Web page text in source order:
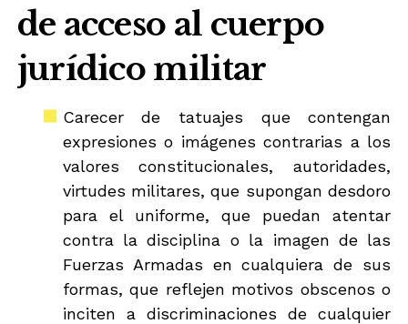
de acceso al cuerpo
jurídico militar
Carecer de tatuajes que contengan
expresiones o imágenes contrarias a los
valores constitucionales, autoridades,
virtudes militares, que supongan desdoro
para el uniforme, que puedan atentar
contra la disciplina o la imagen de las
Fuerzas Armadas en cualquiera de sus
formas, que reflejen motivos obscenos o
inciten a discriminaciones de cualquier